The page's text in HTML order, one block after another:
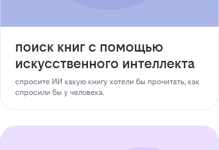
поиск книг с помощью
искусственного интеллекта
спросите ИИ какую книгу хотели бы прочитать, как
спросили бы у человека.